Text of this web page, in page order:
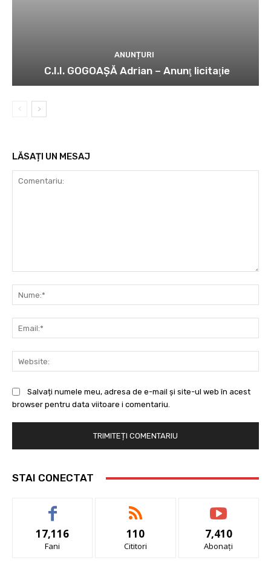
ANUNȚURI
C.I.I. GOGOAŞĂ Adrian – Anunţ licitaţie
LĂSAȚI UN MESAJ
Salvați numele meu, adresa de e-mail și site-ul web în acest
browser pentru data viitoare i comentariu.
STAI CONECTAT
17,116
Fani
110
Cititori
7,410
Abonați